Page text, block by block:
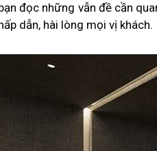
đọc những vẫn đề cần
dẫn, hài lòng mọi vị khách.